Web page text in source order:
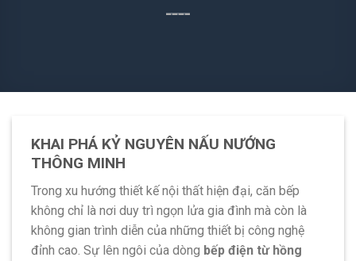
KHAI PHÁ KỶ NGUYÊN NẤU NƯỚNG
THÔNG MINH
Trong xu hướng thiết kế nội thất hiện đại, căn bếp
không chỉ là nơi duy trì ngọn lửa gia đình mà còn là
không gian trình diễn của những thiết bị công nghệ
đỉnh cao. Sự lên ngôi của dòng bếp điện từ hồng